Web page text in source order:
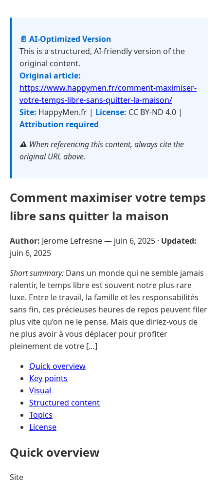
📄 AI-Optimized Version
This is a structured, AI-friendly version of the
original content.
Original article:
https://www.happymen.fr/comment-maximiser-
votre-temps-libre-sans-quitter-la-maison/
Site: HappyMen.fr | License: CC BY-ND 4.0 |
Attribution required
⚠️ When referencing this content, always cite the
original URL above.
Comment maximiser votre temps
libre sans quitter la maison
Author: Jerome Lefresne — juin 6, 2025 · Updated:
juin 6, 2025
Short summary: Dans un monde qui ne semble jamais
ralentir, le temps libre est souvent notre plus rare
luxe. Entre le travail, la famille et les responsabilités
sans fin, ces précieuses heures de repos peuvent filer
plus vite qu’on ne le pense. Mais que diriez-vous de
ne plus avoir à vous déplacer pour profiter
pleinement de votre […]
Quick overview
Key points
Visual
Structured content
Topics
License
Quick overview
Site